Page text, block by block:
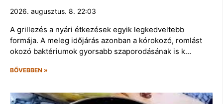
2026. augusztus. 8. 22:03
A grillezés a nyári étkezések egyik legkedveltebb
formája. A meleg időjárás azonban a kórokozó, romlást
okozó baktériumok gyorsabb szaporodásának is k…
BŐVEBBEN »